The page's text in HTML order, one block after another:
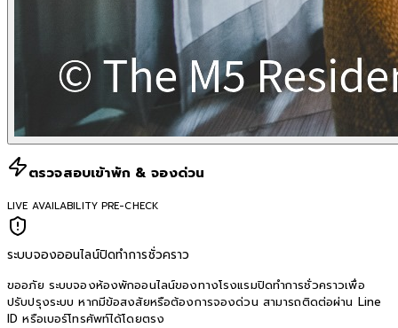
ตรวจสอบเข้าพัก & จองด่วน
LIVE AVAILABILITY PRE-CHECK
ระบบจองออนไลน์ปิดทำการชั่วคราว
ขออภัย ระบบจองห้องพักออนไลน์ของทางโรงแรมปิดทำการชั่วคราวเพื่อ
ปรับปรุงระบบ หากมีข้อสงสัยหรือต้องการจองด่วน สามารถติดต่อผ่าน Line
ID หรือเบอร์โทรศัพท์ได้โดยตรง